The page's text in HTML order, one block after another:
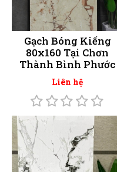
Gạch Bóng Kiếng
80x160 Tại Chơn
Thành Bình Phước
Liên hệ